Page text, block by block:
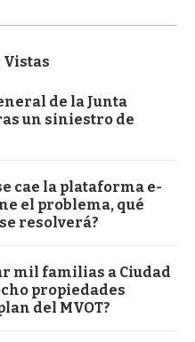
Vistas
de la Junta
un siniestro de
cae la plataforma e-
el problema, qué
resolverá?
mil familias a Ciudad
propiedades
del MVOT?